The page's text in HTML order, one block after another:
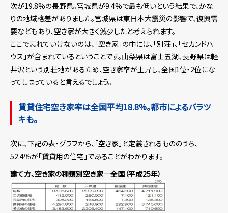
次が19.8%の長野県。宮城県が9.4%で最も低いという結果で、かな
りの地域格差がありました。宮城県は東日本大震災の影響で、復興需
要などもあり、空き家が大きく減少したと考えられます。
ここで忘れていけないのは、「空き家」の中には、「別荘」、「セカンドハ
ウス」が含まれているということです。山梨県は富士五湖、長野県は軽
井沢という別荘地があるため、空き家率が上昇し、全国1位・2位にな
ってしまっていると言えるでしょう。
賃貸住宅空き家率は全国平均18.8%。都市によるバラツ
キも。
次に、下記の表・グラフから、「空き家」と定義されるもののうち、
52.4％が「賃貸用の住宅」であることがわかります。
建て方、空き家の種類別空き家―全国（平成25年）